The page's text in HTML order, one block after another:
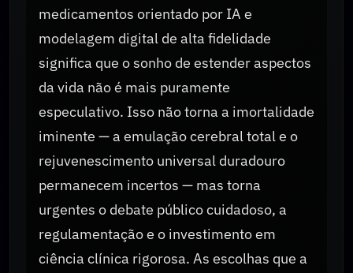
medicamentos orientado por IA e
modelagem digital de alta fidelidade
significa que o sonho de estender aspectos
da vida não é mais puramente
especulativo. Isso não torna a imortalidade
iminente — a emulação cerebral total e o
rejuvenescimento universal duradouro
permanecem incertos — mas torna
urgentes o debate público cuidadoso, a
regulamentação e o investimento em
ciência clínica rigorosa. As escolhas que a